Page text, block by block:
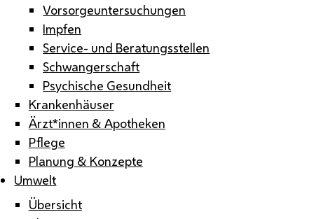
Vorsorgeuntersuchungen
Impfen
Service- und Beratungsstellen
Schwangerschaft
Psychische Gesundheit
Krankenhäuser
Ärzt*innen & Apotheken
Pflege
Planung & Konzepte
Umwelt
Übersicht